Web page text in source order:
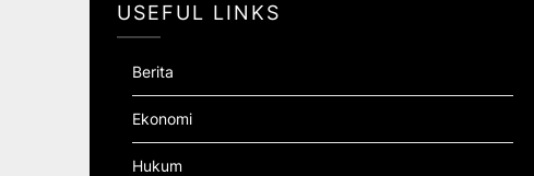
USEFUL LINKS
Berita
Ekonomi
Hukum